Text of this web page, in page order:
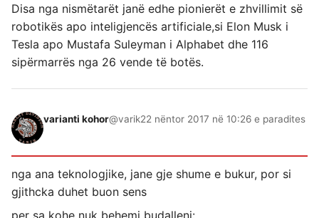
Disa nga nismëtarët janë edhe pionierët e zhvillimit së
robotikës apo inteligjencës artificiale,si Elon Musk i
Tesla apo Mustafa Suleyman i Alphabet dhe 116
sipërmarrës nga 26 vende të botës.
varianti kohor@varik22 nëntor 2017 në 10:26 e paradites
nga ana teknologjike, jane gje shume e bukur, por si
gjithcka duhet buon sens
per sa kohe nuk behemi budallenj: